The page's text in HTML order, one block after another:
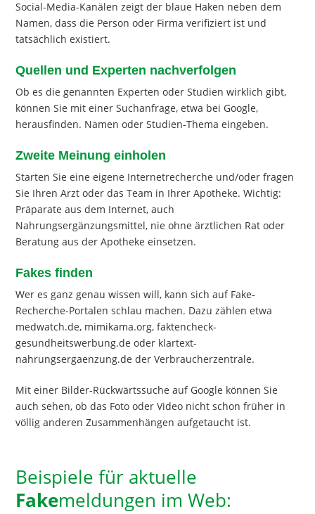
Social-Media-Kanälen zeigt der blaue Haken neben dem
Namen, dass die Person oder Firma verifiziert ist und
tatsächlich existiert.
Quellen und Experten nachverfolgen
Ob es die genannten Experten oder Studien wirklich gibt,
können Sie mit einer Suchanfrage, etwa bei Google,
herausfinden. Namen oder Studien-Thema eingeben.
Zweite Meinung einholen
Starten Sie eine eigene Internetrecherche und/oder fragen
Sie Ihren Arzt oder das Team in Ihrer Apotheke. Wichtig:
Präparate aus dem Internet, auch
Nahrungsergänzungsmittel, nie ohne ärztlichen Rat oder
Beratung aus der Apotheke einsetzen.
Fakes finden
Wer es ganz genau wissen will, kann sich auf Fake-
Recherche-Portalen schlau machen. Dazu zählen etwa
medwatch.de, mimikama.org, faktencheck-
gesundheitswerbung.de oder klartext-
nahrungsergaenzung.de der Verbraucherzentrale.
Mit einer Bilder-Rückwärtssuche auf Google können Sie
auch sehen, ob das Foto oder Video nicht schon früher in
völlig anderen Zusammenhängen aufgetaucht ist.
Beispiele für aktuelle
Fakemeldungen im Web: